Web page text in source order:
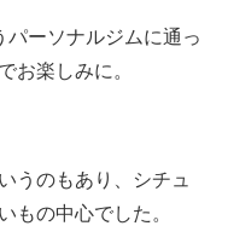
ーソナルジムに通っ
お楽しみに。
うのもあり、シチュ
もの中心でした。